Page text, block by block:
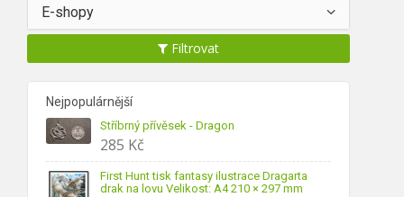
E-shopy
Filtrovat
Nejpopulárnější
Stříbrný přívěsek - Dragon
285 Kč
First Hunt tisk fantasy ilustrace Dragarta
drak na lovu Velikost: A4 210 × 297 mm